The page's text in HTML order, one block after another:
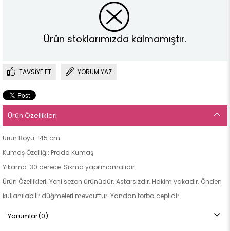
Ürün stoklarımızda kalmamıştır.
TAVSIYE ET YORUM YAZ
Ürün Özellikleri
Ürün Boyu: 145 cm
Kumaş Özelliği: Prada Kumaş
Yıkama: 30 derece. Sıkma yapılmamalıdır.
Ürün Özellikleri: Yeni sezon ürünüdür. Astarsızdır. Hakim yakadır. Önden
kullanılabilir düğmeleri mevcuttur. Yandan torba ceplidir.
Not: Ürün renginde konsept fotoğraf çekimlerinden dolayı ton farkı
Yorumlar(0)